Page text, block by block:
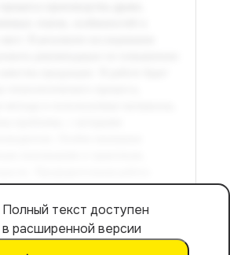
Полный текст доступен
в расширенной версии